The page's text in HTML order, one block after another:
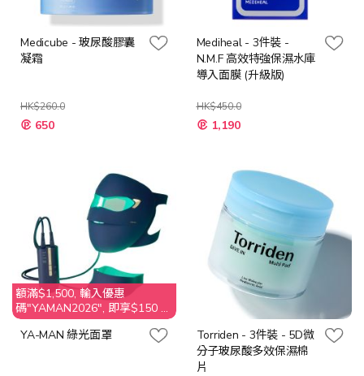
Medicube - 玻尿酸膠囊
凝霜
HK$260.0
特
殊 650
Mediheal - 3件裝 -
N.M.F 高效特強保濕水庫
導入面膜 (升級版)
HK$450.0
特
殊 1,190
額滿$1,500, 輸入優惠
碼"YAMAN2026", 即享$150 折
扣
YA-MAN 綠光面罩
Torriden - 3件裝 - 5D微
分子玻尿酸多效保濕棉
片